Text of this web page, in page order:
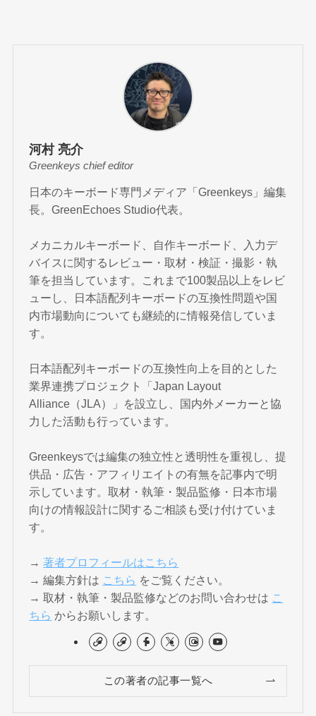
河村 亮介
Greenkeys chief editor
日本のキーボード専門メディア「Greenkeys」編集
長。GreenEchoes Studio代表。
メカニカルキーボード、自作キーボード、入力デ
バイスに関するレビュー・取材・検証・撮影・執
筆を担当しています。これまで100製品以上をレビ
ューし、日本語配列キーボードの互換性問題や国
内市場動向についても継続的に情報発信していま
す。
日本語配列キーボードの互換性向上を目的とした
業界連携プロジェクト「Japan Layout
Alliance（JLA）」を設立し、国内外メーカーと協
力した活動も行っています。
Greenkeysでは編集の独立性と透明性を重視し、提
供品・広告・アフィリエイトの有無を記事内で明
示しています。取材・執筆・製品監修・日本市場
向けの情報設計に関するご相談も受け付けていま
す。
→著者プロフィールはこちら
→ 編集方針は こちら をご覧ください。
→ 取材・執筆・製品監修などのお問い合わせは こ
ちら からお願いします。
この著者の記事一覧へ